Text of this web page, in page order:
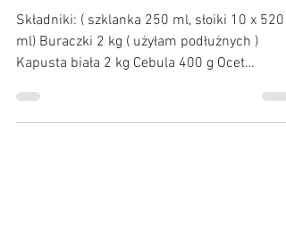
Buraczki z kapustą na zimę
Składniki: ( szklanka 250 ml, słoiki 10 x 520
Kapusta biała 2 kg Cebula 400 g Ocet
szklanka Woda...